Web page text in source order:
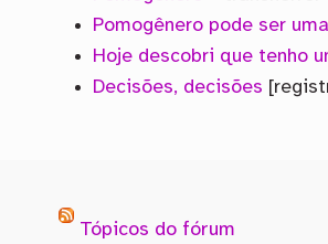
Pomogênero pode ser
Hoje descobri que tenho
Decisões, decisões
Tópicos do fórum